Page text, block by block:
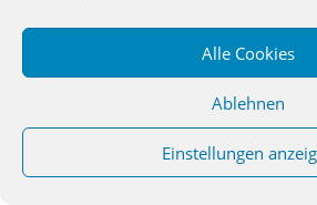
Alle Cookies
Ablehnen
Einstellungen